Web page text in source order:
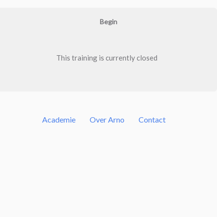
Begin
This training is currently closed
Academie Over Arno Contact